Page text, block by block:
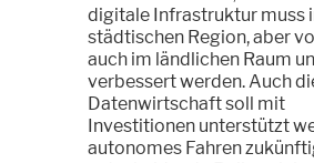
digitale Infrastruktur muss
städtischen Region, aber
auch im ländlichen Raum
verbessert werden. Auch
Datenwirtschaft soll mit
Investitionen unterstützt
autonomes Fahren